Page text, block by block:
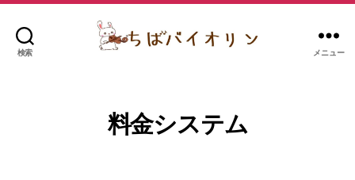
検索
イ
オ
メニュー
料金システム